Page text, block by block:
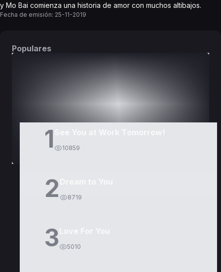
y Mo Bai comienza una historia de amor con muchos altibajos.
Fecha de emisión: 25-11-2019
Populares
1 10859
2 8719
3 5010